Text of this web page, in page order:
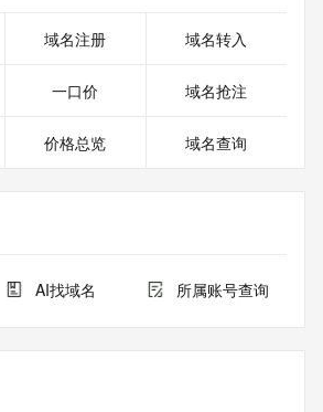
域名注册 域名转入
一口价 域名抢注
价格总览 域名查询
AI找域名 所属账号查询